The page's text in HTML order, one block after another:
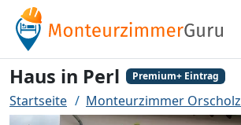
Haus in Perl Premium+ Eintrag
Startseite Monteurzimmer Orscholz